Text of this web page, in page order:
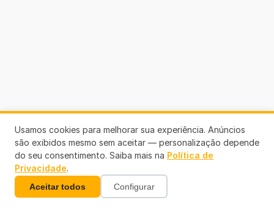
Usamos cookies para melhorar sua experiência. Anúncios
são exibidos mesmo sem aceitar — personalização depende
do seu consentimento. Saiba mais na Política de
Privacidade.
Aceitar todos Configurar